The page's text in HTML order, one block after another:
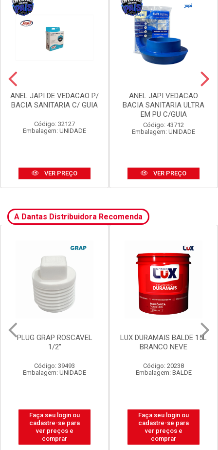
ANEL JAPI DE VEDACAO P/
BACIA SANITARIA C/ GUIA
Código: 32127
Embalagem: UNIDADE
VER PREÇO
ANEL JAPI VEDACAO
BACIA SANITARIA ULTRA
EM PU C/GUIA
Código: 43712
Embalagem: UNIDADE
VER PREÇO
A Dantas Distribuidora Recomenda
LUX DURAMAIS BALDE 15L
BRANCO NEVE
Código: 20238
Embalagem: BALDE
Faça seu login ou
cadastre-se para
ver preços e
comprar
VALVULA GRAP
P/LAVATORIO S/LADRAO
Código: 2920
Embalagem: UNIDADE
Faça seu login ou
cadastre-se para
ver preços e
comprar